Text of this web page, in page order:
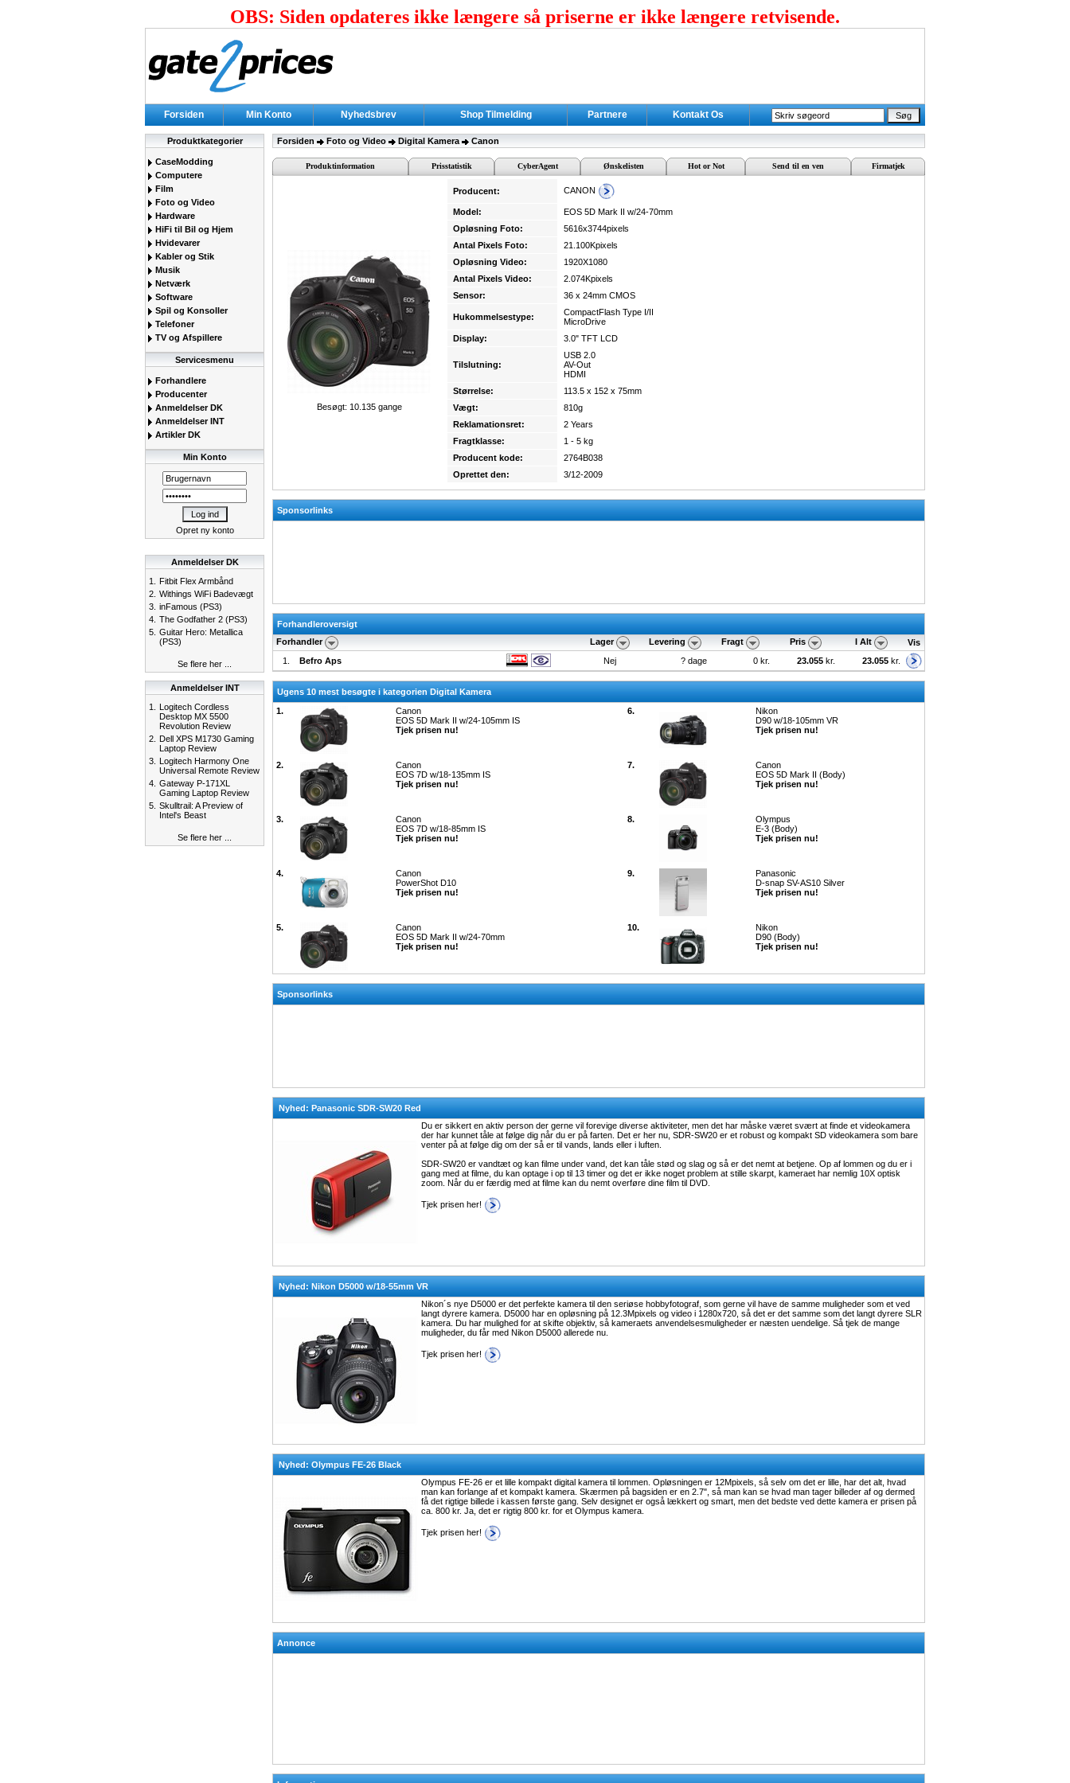
OBS: Siden opdateres ikke længere så priserne er ikke længere retvisende.
Forsiden Min Konto Nyhedsbrev Shop Tilmelding Partnere Kontakt Os
Produktkategorier
CaseModding
Computere
Film
Foto og Video
Hardware
HiFi til Bil og Hjem
Hvidevarer
Kabler og Stik
Musik
Netværk
Software
Spil og Konsoller
Telefoner
TV og Afspillere
Servicesmenu
Forhandlere
Producenter
Anmeldelser DK
Anmeldelser INT
Artikler DK
Min Konto
Opret ny konto
Anmeldelser DK
1.
Fitbit Flex Armbånd
2. Withings WiFi Badevægt
3. inFamous (PS3)
4. The Godfather 2 (PS3)
5. Guitar Hero: Metallica
(PS3)
Se flere her ...
Anmeldelser INT
1.
Logitech Cordless
Desktop MX 5500
Revolution Review
2. Dell XPS M1730 Gaming
Laptop Review
3. Logitech Harmony One
Universal Remote Review
4. Gateway P-171XL
Gaming Laptop Review
5. Skulltrail: A Preview of
Intel's Beast
Se flere her ...
Forsiden Foto og Video Digital Kamera Canon
Produktinformation Prisstatistik CyberAgent Ønskelisten Hot or Not Send til en ven Firmatjek
Besøgt: 10.135 gange
Producent: CANON
Model:
EOS 5D Mark II w/24-70mm
Opløsning Foto:
5616x3744pixels
Antal Pixels Foto:
21.100Kpixels
Opløsning Video:
1920X1080
Antal Pixels Video:
2.074Kpixels
Sensor:
36 x 24mm CMOS
Hukommelsestype:
CompactFlash Type I/II
MicroDrive
Display:
3.0" TFT LCD
Tilslutning:
USB 2.0
AV-Out
HDMI
Størrelse:
113.5 x 152 x 75mm
Vægt:
810g
Reklamationsret:
2 Years
Fragtklasse:
1 - 5 kg
Producent kode:
2764B038
Oprettet den:
3/12-2009
Sponsorlinks
Forhandleroversigt
Forhandler
Lager Levering Fragt Pris I Alt
Vis
1.
Befro Aps Nej ? dage 0 kr. 23.055 kr. 23.055 kr.
Ugens 10 mest besøgte i kategorien Digital Kamera
1.
Canon
EOS 5D Mark II w/24-105mm IS
Tjek prisen nu!
6.
Nikon
D90 w/18-105mm VR
Tjek prisen nu!
2.
Canon
EOS 7D w/18-135mm IS
Tjek prisen nu!
7.
Canon
EOS 5D Mark II (Body)
Tjek prisen nu!
3.
Canon
EOS 7D w/18-85mm IS
Tjek prisen nu!
8.
Olympus
E-3 (Body)
Tjek prisen nu!
4.
Canon
PowerShot D10
Tjek prisen nu!
9.
Panasonic
D-snap SV-AS10 Silver
Tjek prisen nu!
5.
Canon
EOS 5D Mark II w/24-70mm
Tjek prisen nu!
10.
Nikon
D90 (Body)
Tjek prisen nu!
Sponsorlinks
Nyhed: Panasonic SDR-SW20 Red
Du er sikkert en aktiv person der gerne vil forevige diverse aktiviteter, men det har måske været svært at finde et videokamera
der har kunnet tåle at følge dig når du er på farten. Det er her nu, SDR-SW20 er et robust og kompakt SD videokamera som bare
venter på at følge dig om der så er til vands, lands eller i luften.
SDR-SW20 er vandtæt og kan filme under vand, det kan tåle stød og slag og så er det nemt at betjene. Op af lommen og du er i
gang med at filme, du kan optage i op til 13 timer og det er ikke noget problem at stille skarpt, kameraet har nemlig 10X optisk
zoom. Når du er færdig med at filme kan du nemt overføre dine film til DVD.
Tjek prisen her!
Nyhed: Nikon D5000 w/18-55mm VR
Nikon´s nye D5000 er det perfekte kamera til den seriøse hobbyfotograf, som gerne vil have de samme muligheder som et ved
langt dyrere kamera. D5000 har en opløsning på 12.3Mpixels og video i 1280x720, så det er det samme som det langt dyrere SLR
kamera. Du har mulighed for at skifte objektiv, så kameraets anvendelsesmuligheder er næsten uendelige. Så tjek de mange
muligheder, du får med Nikon D5000 allerede nu.
Tjek prisen her!
Nyhed: Olympus FE-26 Black
Olympus FE-26 er et lille kompakt digital kamera til lommen. Opløsningen er 12Mpixels, så selv om det er lille, har det alt, hvad
man kan forlange af et kompakt kamera. Skærmen på bagsiden er en 2.7", så man kan se hvad man tager billeder af og dermed
få det rigtige billede i kassen første gang. Selv designet er også lækkert og smart, men det bedste ved dette kamera er prisen på
ca. 800 kr. Ja, det er rigtig 800 kr. for et Olympus kamera.
Tjek prisen her!
Annonce